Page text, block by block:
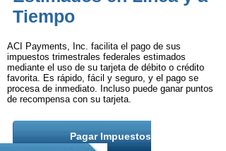
Tiempo
ACI Payments, Inc. facilita el pago de sus
impuestos trimestrales federales estimados
mediante el uso de su tarjeta de débito o crédito
favorita. Es rápido, fácil y seguro, y el pago se
procesa de inmediato. Incluso puede ganar puntos
de recompensa con su tarjeta.
Pagar Impuestos